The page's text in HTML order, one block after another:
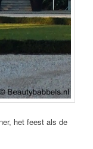
het feest als de